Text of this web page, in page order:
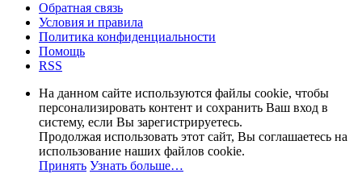
Обратная связь
Условия и правила
Политика конфиденциальности
Помощь
RSS
На данном сайте используются файлы cookie, чтобы
персонализировать контент и сохранить Ваш вход в
систему, если Вы зарегистрируетесь.
Продолжая использовать этот сайт, Вы соглашаетесь на
использование наших файлов cookie.
Принять Узнать больше…